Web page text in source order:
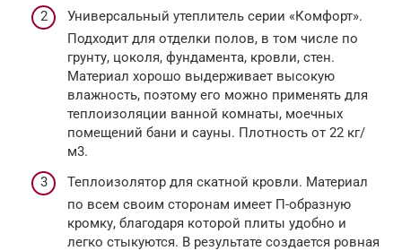
Универсальный утеплитель серии «Комфорт».
Подходит для отделки полов, в том числе по
грунту, цоколя, фундамента, кровли, стен.
Материал хорошо выдерживает высокую
влажность, поэтому его можно применять для
теплоизоляции ванной комнаты, моечных
помещений бани и сауны. Плотность от 22 кг/
м3.
Теплоизолятор для скатной кровли. Материал
по всем своим сторонам имеет П-образную
кромку, благодаря которой плиты удобно и
легко стыкуются. В результате создается ровная